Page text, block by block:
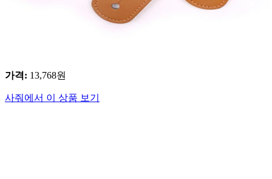
가격: 13,768원
사줘에서 이 상품 보기